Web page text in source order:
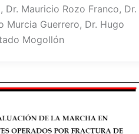
Dr. Mauricio Rozo Franco, Dr.
Murcia Guerrero, Dr. Hugo
Mogollón